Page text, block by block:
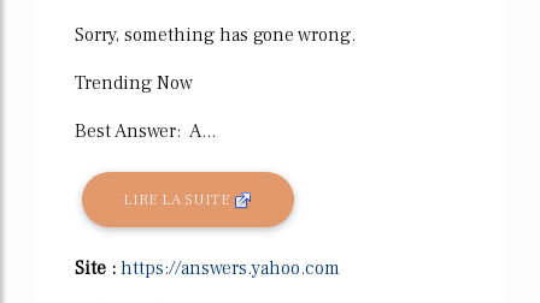
Sorry, something has gone wrong.
Trending Now
Best Answer: A...
LIRE LA SUITE
Site : https://answers.yahoo.com